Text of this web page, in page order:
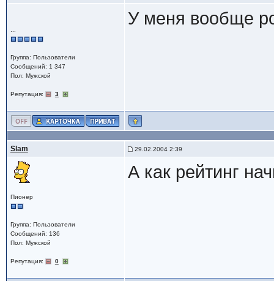
Группа: Пользователи
Сообщений: 1 347
Пол: Мужской
Репутация: 3
У меня вообще
Slam 29.02.2004 2:39
Пионер
Группа: Пользователи
Сообщений: 136
Пол: Мужской
Репутация: 0
А как рейтинг